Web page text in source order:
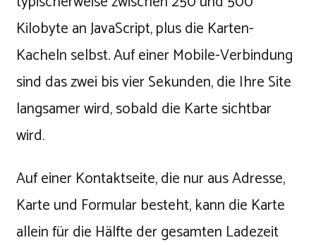
Kilobyte an JavaScript, plus die Karten-
Kacheln selbst. Auf einer Mobile-Verbindung
sind das zwei bis vier Sekunden, die Ihre Site
langsamer wird, sobald die Karte sichtbar
wird.
Auf einer Kontaktseite, die nur aus Adresse,
Karte und Formular besteht, kann die Karte
allein für die Hälfte der gesamten Ladezeit